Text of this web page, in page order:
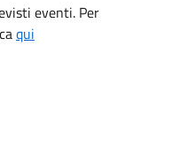
eventi. Per
qui